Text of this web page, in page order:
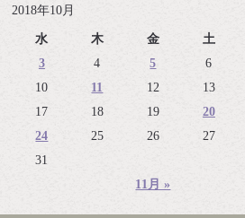
2018年10月
水 木 金 土
11月 »
3 4 5
6
10 11 12
13
17 18 19
20
24 25 26
27
31